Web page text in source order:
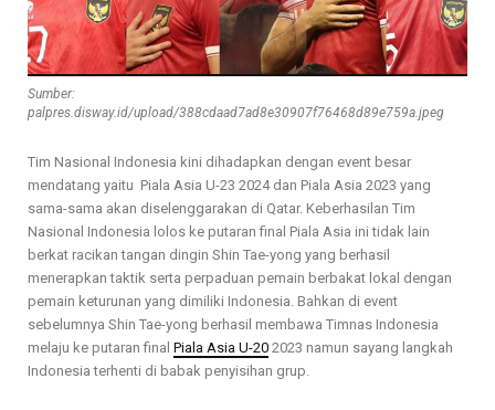
Sumber:
palpres.disway.id/upload/388cdaad7ad8e30907f76468d89e759a.jpeg
Tim Nasional Indonesia kini dihadapkan dengan event besar
mendatang yaitu Piala Asia U-23 2024 dan Piala Asia 2023 yang
sama-sama akan diselenggarakan di Qatar. Keberhasilan Tim
Nasional Indonesia lolos ke putaran final Piala Asia ini tidak lain
berkat racikan tangan dingin Shin Tae-yong yang berhasil
menerapkan taktik serta perpaduan pemain berbakat lokal dengan
pemain keturunan yang dimiliki Indonesia. Bahkan di event
sebelumnya Shin Tae-yong berhasil membawa Timnas Indonesia
melaju ke putaran final Piala Asia U-20 2023 namun sayang langkah
Indonesia terhenti di babak penyisihan grup.